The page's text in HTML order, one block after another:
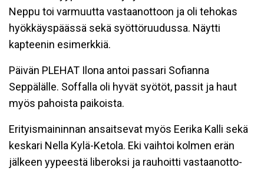
Neppu toi varmuutta vastaanottoon ja oli tehokas
hyökkäyspäässä sekä syöttöruudussa. Näytti
kapteenin esimerkkiä.
Päivän PLEHAT Ilona antoi passari Sofianna
Seppälälle. Soffalla oli hyvät syötöt, passit ja haut
myös pahoista paikoista.
Erityismaininnan ansaitsevat myös Eerika Kalli sekä
keskari Nella Kylä-Ketola. Eki vaihtoi kolmen erän
jälkeen yypeestä liberoksi ja rauhoitti vastaanotto-